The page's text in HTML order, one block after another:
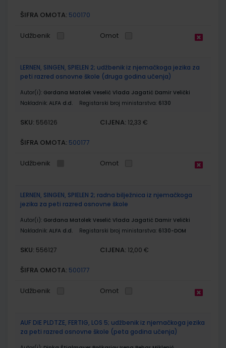
ŠIFRA OMOTA: 500170
Udžbenik Omot
LERNEN, SINGEN, SPIELEN 2; udžbenik iz njemačkoga jezika za
peti razred osnovne škole (druga godina učenja)
Autor(i): Gordana Matolek Veselić Vlada Jagatić Damir Velički
Nakladnik: ALFA d.d. Registarski broj ministarstva: 6130
SKU: 556126 CIJENA: 12,33 €
ŠIFRA OMOTA: 500177
Udžbenik Omot
LERNEN, SINGEN, SPIELEN 2; radna bilježnica iz njemačkoga
jezika za peti razred osnovne škole
Autor(i): Gordana Matolek Veselić Vlada Jagatić Damir Velički
Nakladnik: ALFA d.d. Registarski broj ministarstva: 6130-DOM
SKU: 556127 CIJENA: 12,00 €
ŠIFRA OMOTA: 500177
Udžbenik Omot
AUF DIE PLDTZE, FERTIG, LOS 5; udžbenik iz njemačkoga jezika
za peti razred osnovne škole (peta godina učenja)